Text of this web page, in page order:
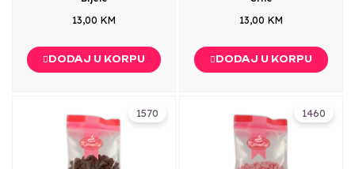
13,00 KM
DODAJ U KORPU
13,00 KM
DODAJ U KORPU
1570 1460